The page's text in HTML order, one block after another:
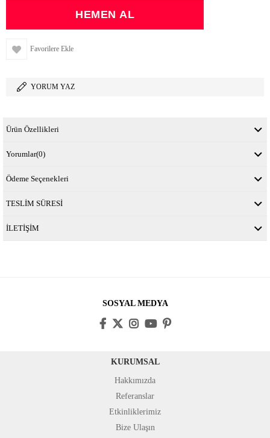
Favorilere Ekle
YORUM YAZ
Ürün Özellikleri
Yorumlar(0)
Ödeme Seçenekleri
TESLİM SÜRESİ
İLETİŞİM
SOSYAL MEDYA
KURUMSAL
Hakkımızda
Referanslar
Etkinliklerimiz
Bize Ulaşın